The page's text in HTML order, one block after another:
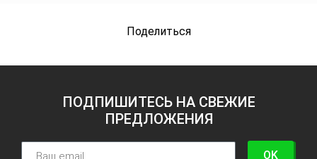
Поделиться
ПОДПИШИТЕСЬ НА СВЕЖИЕ
ПРЕДЛОЖЕНИЯ
OK